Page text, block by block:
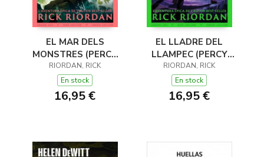
EL MAR DELS
MONSTRES (PERCY
JACKSON I ELS DÉUS
DE L'OLIMP 2)
RIORDAN, RICK
En stock
16,95 €
EL LLADRE DEL
LLAMPEC (PERCY
JACKSON I ELS DÉUS
DE L'OLIMP 1)
RIORDAN, RICK
En stock
16,95 €